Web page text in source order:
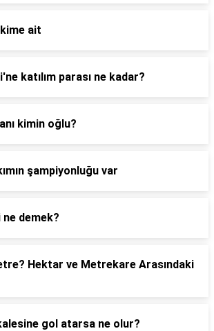
ait
katılım parası ne kadar?
kimin oğlu?
şampiyonluğu var
demek?
Hektar ve Metrekare Arasındaki
gol atarsa ne olur?